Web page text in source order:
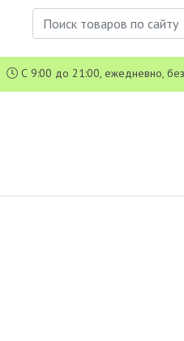
С 9:00 до 21:00, ежедневно,